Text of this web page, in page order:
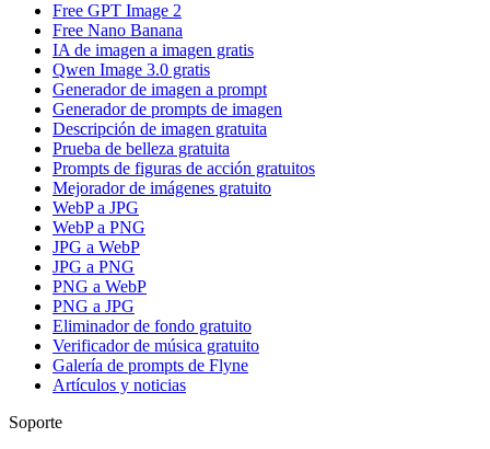
Free GPT Image 2
Free Nano Banana
IA de imagen a imagen gratis
Qwen Image 3.0 gratis
Generador de imagen a prompt
Generador de prompts de imagen
Descripción de imagen gratuita
Prueba de belleza gratuita
Prompts de figuras de acción gratuitos
Mejorador de imágenes gratuito
WebP a JPG
WebP a PNG
JPG a WebP
JPG a PNG
PNG a WebP
PNG a JPG
Eliminador de fondo gratuito
Verificador de música gratuito
Galería de prompts de Flyne
Artículos y noticias
Soporte